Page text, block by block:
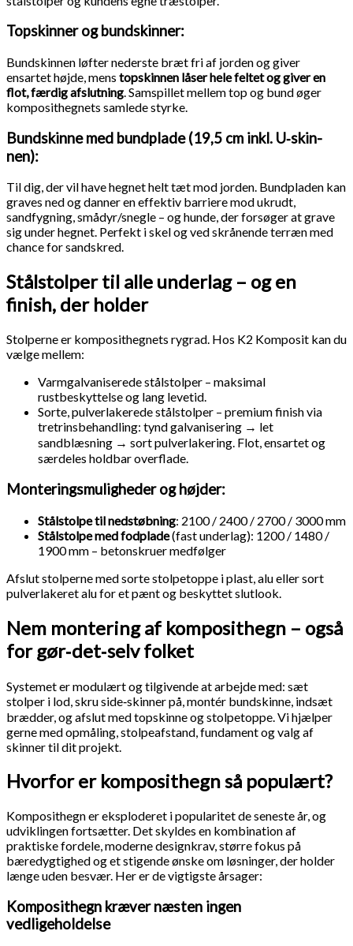
Topskinner og bundskinner:
Bundskinnen løfter nederste bræt fri af jorden og giver
ensartet højde, mens topskinnen låser hele feltet og giver en
flot, færdig afslutning. Samspillet mellem top og bund øger
komposithegnets samlede styrke.
Bundskinne med bundplade (19,5 cm inkl. U‑skin­
nen):
Til dig, der vil have hegnet helt tæt mod jorden. Bundpladen kan
graves ned og danner en effektiv barriere mod ukrudt,
sandfygning, smådyr/snegle – og hunde, der forsøger at grave
sig under hegnet. Perfekt i skel og ved skrånende terræn med
chance for sandskred.
Stålstolper til alle underlag – og en
finish, der holder
Stolperne er komposithegnets rygrad. Hos K2 Komposit kan du
vælge mellem:
Varmgalvaniserede stålstolper – maksimal
rustbeskyttelse og lang levetid.
Sorte, pulverlakerede stålstolper – premium finish via
tretrinsbehandling: tynd galvanisering → let
sandblæsning → sort pulverlakering. Flot, ensartet og
særdeles holdbar overflade.
Monteringsmuligheder og højder:
Stålstolpe til nedstøbning: 2100 / 2400 / 2700 / 3000 mm
Stålstolpe med fodplade(fast underlag): 1200 / 1480 /
1900 mm – betonskruer medfølger
Afslut stolperne med sorte stolpetoppe i plast, alu eller sort
pulverlakeret alu for et pænt og beskyttet slutlook.
Nem montering af komposithegn – også
for gør‑det‑selv folket
Systemet er modulært og tilgivende at arbejde med: sæt
stolper i lod, skru side‑skinner på, montér bundskinne, indsæt
brædder, og afslut med topskinne og stolpetoppe. Vi hjælper
gerne med opmåling, stolpeafstand, fundament og valg af
skinner til dit projekt.
Hvorfor er komposithegn så populært?
Komposithegn er eksploderet i popularitet de seneste år, og
udviklingen fortsætter. Det skyldes en kombination af
praktiske fordele, moderne designkrav, større fokus på
bæredygtighed og et stigende ønske om løsninger, der holder
længe uden besvær. Her er de vigtigste årsager:
Komposithegn kræver næsten ingen
vedligeholdelse